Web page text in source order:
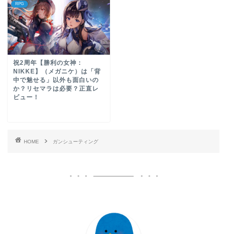
RPG
祝2周年【勝利の女神：
NIKKE】（メガニケ）は「背
中で魅せる」以外も面白いの
か？リセマラは必要？正直レ
ビュー！
HOME ガンシューティング